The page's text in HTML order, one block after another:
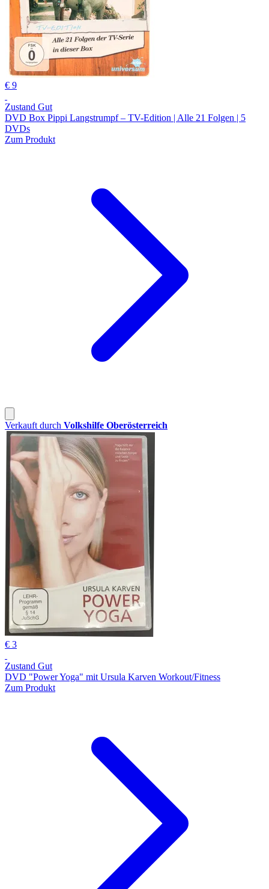
€ 9
Zustand Gut
DVD Box Pippi Langstrumpf – TV-Edition | Alle 21 Folgen | 5
DVDs
Zum Produkt
Verkauft durch Volkshilfe Oberösterreich
€ 3
Zustand Gut
DVD "Power Yoga" mit Ursula Karven Workout/Fitness
Zum Produkt